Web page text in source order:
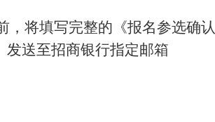
，将填写完整的《报名参选确认
发送至招商银行指定邮箱